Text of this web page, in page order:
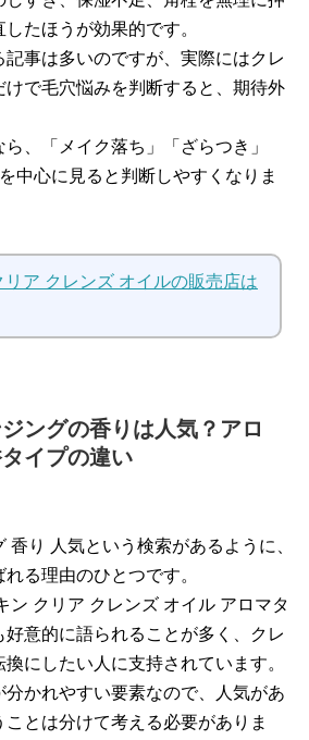
たほうが効果的です。
記事は多いのですが、実際にはクレ
けで毛穴悩みを判断すると、期待外
、「メイク落ち」「ざらつき」
中心に見ると判断しやすくなりま
ア クレンズ オイルの販売店は
ングの香りは人気？アロ
イプの違い
香り 人気という検索があるように、
る理由のひとつです。
ン クリア クレンズ オイル アロマタ
意的に語られることが多く、クレ
にしたい人に支持されています。
かれやすい要素なので、人気があ
とは分けて考える必要がありま